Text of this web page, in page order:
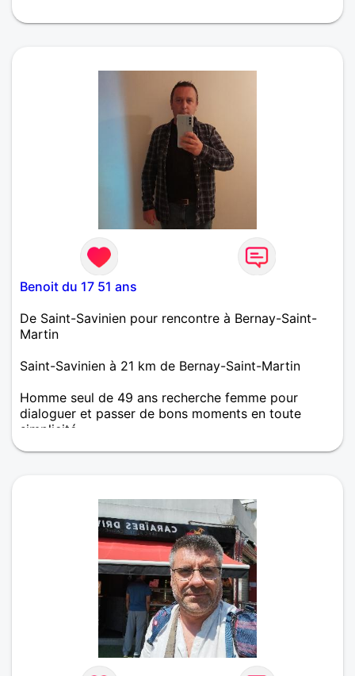
Benoit du 17 51 ans
De Saint-Savinien pour rencontre à Bernay-Saint-
Martin
Saint-Savinien à 21 km de Bernay-Saint-Martin
Homme seul de 49 ans recherche femme pour
dialoguer et passer de bons moments en toute
simplicité